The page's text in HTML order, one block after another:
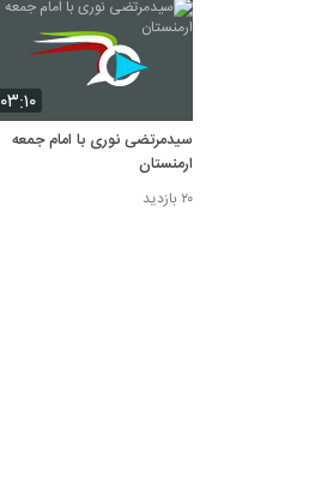
۰۳:۱۰
سیدمرتضی نوری با امام جمعه
ارمنستان
۲۰ بازدید